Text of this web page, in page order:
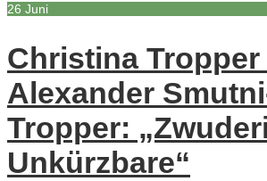
26 Juni
Christina Tropper
Alexander
Tropper:
Unkürzbare“